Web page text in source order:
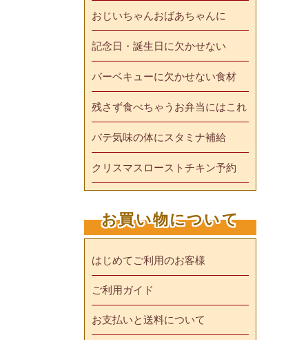
おじいちゃんおばあちゃんに
記念日・誕生日に欠かせない
バーベキューに欠かせない食材
残さず食べちゃうお弁当にはこれ
バテ気味の体にスタミナ補給
クリスマスローストチキン予約
お買い物について
はじめてご利用のお客様
ご利用ガイド
お支払いと送料について